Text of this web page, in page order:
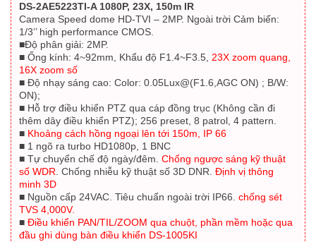
DS-2AE5223TI-A 1080P, 23X, 150m IR
Camera Speed dome HD-TVI – 2MP. Ngoài trời Cảm biến:
1/3’’ high performance CMOS.
■Độ phân giải: 2MP.
■ Ống kính: 4~92mm, Khẩu độ F1.4~F3.5, 23X zoom quang,
16X zoom số
■ Độ nhạy sáng cao: Color: 0.05Lux@(F1.6,AGC ON) ; B/W:
ON);
■ Hỗ trợ điều khiển PTZ qua cáp đồng trục (Không cần đi
thêm dây điều khiển PTZ); 256 preset, 8 patrol, 4 pattern.
■ Khoảng cách hồng ngoại lên tới 150m, IP 66
■ 1 ngõ ra turbo HD1080p, 1 BNC
■ Tự chuyển chế độ ngày/đêm. Chống ngược sáng kỹ thuật
số WDR. Chống nhiễu kỹ thuật số 3D DNR. Định vị thông
minh 3D
■ Nguồn cấp 24VAC. Tiêu chuẩn ngoài trời IP66. chống sét
TVS 4,000V.
■ Điều khiển PAN/TIL/ZOOM qua chuột, phần mềm hoặc qua
đầu ghi dùng bàn điều khiển DS-1005KI